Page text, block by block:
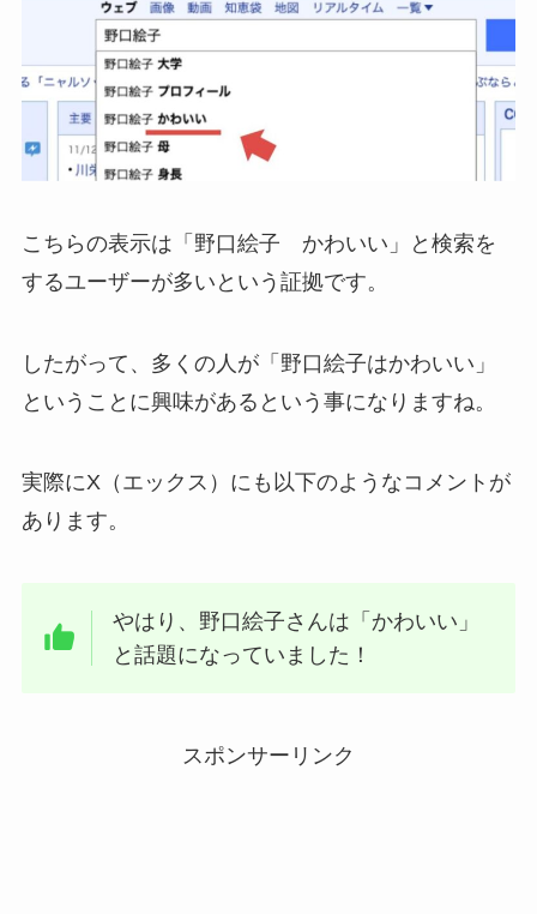
こちらの表示は「野口絵子 かわいい」と検索を
するユーザーが多いという証拠です。
したがって、多くの人が「野口絵子はかわいい」
ということに興味があるという事になりますね。
実際にX（エックス）にも以下のようなコメントが
あります。
やはり、野口絵子さんは「かわいい」
と話題になっていました！
スポンサーリンク